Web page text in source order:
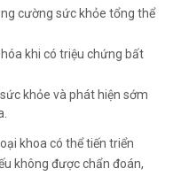
cường sức khỏe tổng thể
khi có triệu chứng bất
khỏe và phát hiện sớm
khoa có thể tiến triển
không được chẩn đoán,